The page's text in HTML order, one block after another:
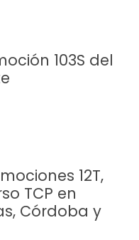
103S del
12T,
TCP en
Córdoba y